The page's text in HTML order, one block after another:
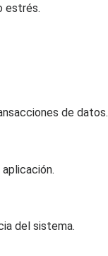
estrés.
de datos.
del sistema.